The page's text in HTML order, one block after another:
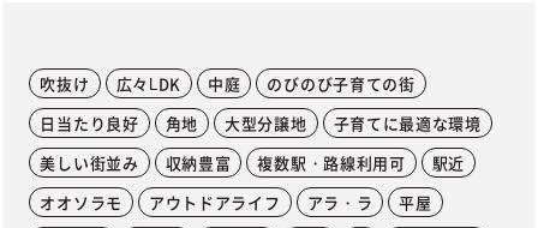
吹抜け 広々LDK 中庭
のびのび子育ての街
日当たり良好
角地 大型分譲地
子育てに最適な環境
美しい街並み
収納豊富 複数駅・路線利用可
駅近
オオソラモ
アウトドアライフ アラ・ラ
平屋